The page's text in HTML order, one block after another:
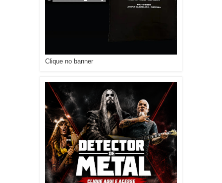
Clique no banner